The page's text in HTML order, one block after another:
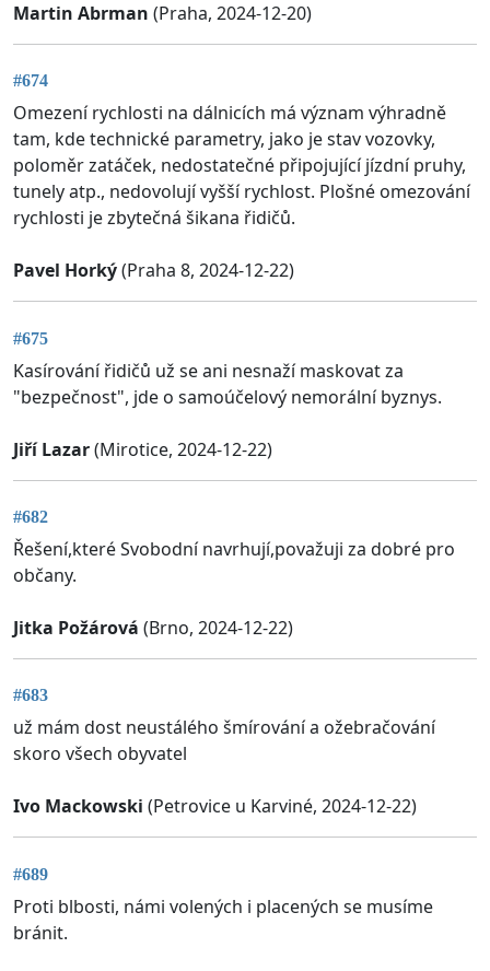
Martin Abrman (Praha, 2024-12-20)
#674
Omezení rychlosti na dálnicích má význam výhradně
tam, kde technické parametry, jako je stav vozovky,
poloměr zatáček, nedostatečné připojující jízdní pruhy,
tunely atp., nedovolují vyšší rychlost. Plošné omezování
rychlosti je zbytečná šikana řidičů.
Pavel Horký(Praha 8, 2024-12-22)
#675
Kasírování řidičů už se ani nesnaží maskovat za
"bezpečnost", jde o samoúčelový nemorální byznys.
Jiří Lazar(Mirotice, 2024-12-22)
#682
Řešení,které Svobodní navrhují,považuji za dobré pro
občany.
Jitka Požárová (Brno, 2024-12-22)
#683
už mám dost neustálého šmírování a ožebračování
skoro všech obyvatel
Ivo Mackowski (Petrovice u Karviné, 2024-12-22)
#689
Proti blbosti, námi volených i placených se musíme
bránit.